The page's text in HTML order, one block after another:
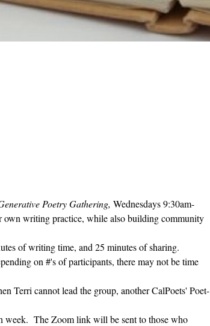
Poetry Gathering, Wednesdays 9:30am-
own writing practice, while also building community
of writing time, and 25 minutes of sharing.
on #'s of participants, there may not be time
Terri cannot lead the group, another CalPoets' Poet-
week.  The Zoom link will be sent to those who